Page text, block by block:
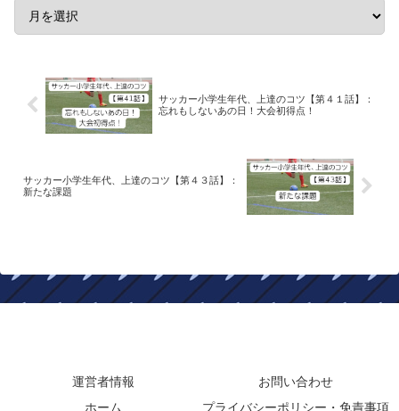
サッカー小学生年代、上達のコツ【第４１話】：
忘れもしないあの日！大会初得点！
サッカー小学生年代、上達のコツ【第４３話】：
新たな課題
運営者情報
お問い合わせ
ホーム
プライバシーポリシー・免責事項